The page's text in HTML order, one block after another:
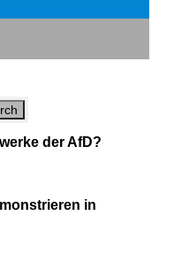
der AfD?
in